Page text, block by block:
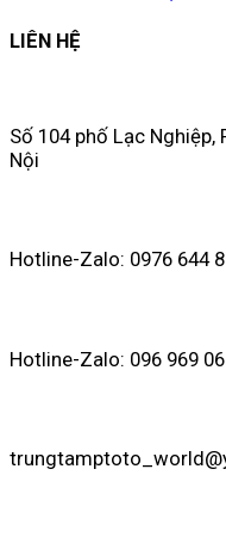
LIÊN HỆ
Số 104 phố Lạc Nghiệp,
Nội
Hotline-Zalo: 0976 644
Hotline-Zalo: 096 969